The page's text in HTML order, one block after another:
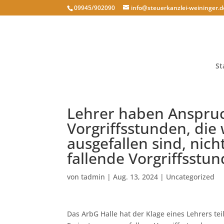
09945/902090 info@steuerkanzlei-
Lehrer haben
Vorgriffsstunden, die
ausgefallen sind,
fallende
vontadmin |Aug. 13, 2024 | Uncategorized
Das ArbG Halle hat der Klage eines Lehrers